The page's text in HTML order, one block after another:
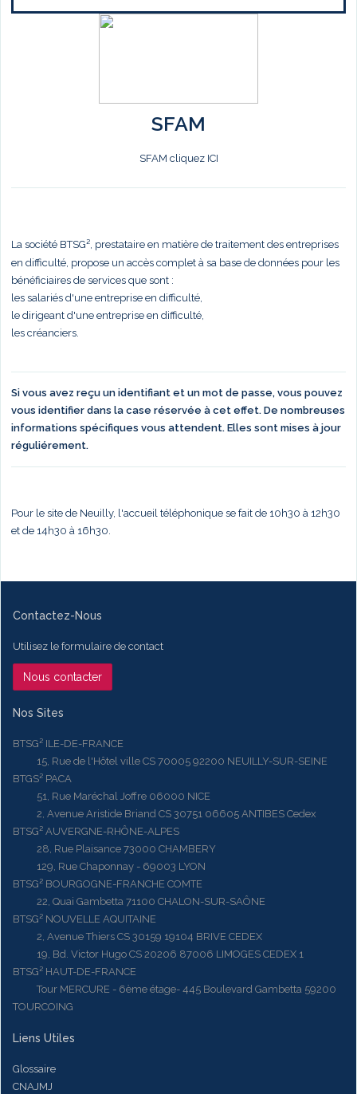
SFAM
SFAM cliquez ICI
La société BTSG², prestataire en matière de traitement des entreprises
en difficulté, propose un accès complet à sa base de données pour les
bénéficiaires de services que sont :
les salariés d'une entreprise en difficulté,
le dirigeant d'une entreprise en difficulté,
les créanciers.
Si vous avez reçu un identifiant et un mot de passe, vous pouvez
vous identifier dans la case réservée à cet effet. De nombreuses
informations spécifiques vous attendent. Elles sont mises à jour
réguliérement.
Pour le site de Neuilly, l'accueil téléphonique se fait de 10h30 à 12h30
et de 14h30 à 16h30.
Contactez-Nous
Utilisez le formulaire de contact
Nous contacter
Nos Sites
BTSG² ILE-DE-FRANCE
15, Rue de l'Hôtel ville CS 70005 92200 NEUILLY-SUR-SEINE
BTGS² PACA
51, Rue Maréchal Joffre 06000 NICE
2, Avenue Aristide Briand CS 30751 06605 ANTIBES Cedex
BTSG² AUVERGNE-RHÔNE-ALPES
28, Rue Plaisance 73000 CHAMBERY
129, Rue Chaponnay - 69003 LYON
BTSG² BOURGOGNE-FRANCHE COMTE
22, Quai Gambetta 71100 CHALON-SUR-SAÔNE
BTSG² NOUVELLE AQUITAINE
2, Avenue Thiers CS 30159 19104 BRIVE CEDEX
19, Bd. Victor Hugo CS 20206 87006 LIMOGES CEDEX 1
BTSG² HAUT-DE-FRANCE
Tour MERCURE - 6ème étage- 445 Boulevard Gambetta 59200
TOURCOING
Liens Utiles
Glossaire
CNAJMJ